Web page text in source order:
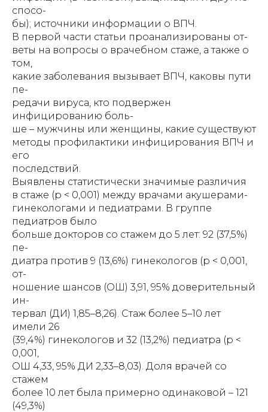
спосо-
бы); источники информации о ВПЧ.
В первой части статьи проанализированы от-
веты на вопросы о врачебном стаже, а также о
том,
какие заболевания вызывает ВПЧ, каковы пути
пе-
редачи вируса, кто подвержен
инфицированию боль-
ше – мужчины или женщины, какие существуют
методы профилактики инфицирования ВПЧ и
его
последствий.
Выявлены статистически значимые различия
в стаже (р < 0,001) между врачами акушерами-
гинекологами и педиатрами. В группе
педиатров было
больше докторов со стажем до 5 лет: 92 (37,5%)
пе-
диатра против 9 (13,6%) гинекологов (р < 0,001,
от-
ношение шансов (ОШ) 3,91, 95% доверительный
ин-
тервал (ДИ) 1,85–8,26). Стаж более 5–10 лет
имели 26
(39,4%) гинекологов и 32 (13,2%) педиатра (p <
0,001,
ОШ 4,33, 95% ДИ 2,33–8,03). Доля врачей со
стажем
более 10 лет была примерно одинаковой – 121
(49,3%)